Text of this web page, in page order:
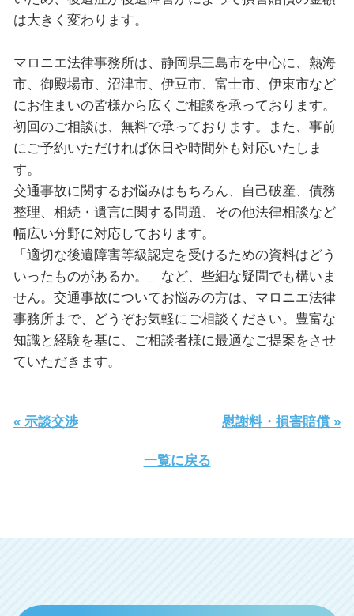
は大きく変わります。
マロニエ法律事務所は、静岡県三島市を中心に、熱海
市、御殿場市、沼津市、伊豆市、富士市、伊東市など
にお住まいの皆様から広くご相談を承っております。
初回のご相談は、無料で承っております。また、事前
にご予約いただければ休日や時間外も対応いたしま
す。
交通事故に関するお悩みはもちろん、自己破産、債務
整理、相続・遺言に関する問題、その他法律相談など
幅広い分野に対応しております。
「適切な後遺障害等級認定を受けるための資料はどう
いったものがあるか。」など、些細な疑問でも構いま
せん。交通事故についてお悩みの方は、マロニエ法律
事務所まで、どうぞお気軽にご相談ください。豊富な
知識と経験を基に、ご相談者様に最適なご提案をさせ
ていただきます。
« 示談交渉 慰謝料・損害賠償 »
一覧に戻る